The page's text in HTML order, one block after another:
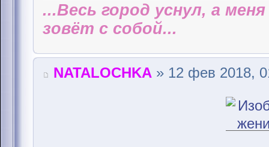
...Весь город уснул, а
зовёт с собой...
NATALOCHKA » 12 фев 2018,